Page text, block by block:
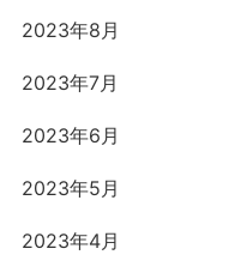
2023年8月
2023年7月
2023年6月
2023年5月
2023年4月